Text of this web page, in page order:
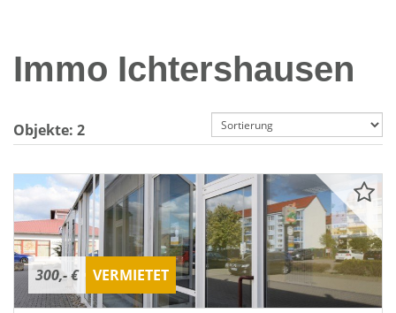
Immo Ichtershausen
Objekte: 2
300,- € VERMIETET